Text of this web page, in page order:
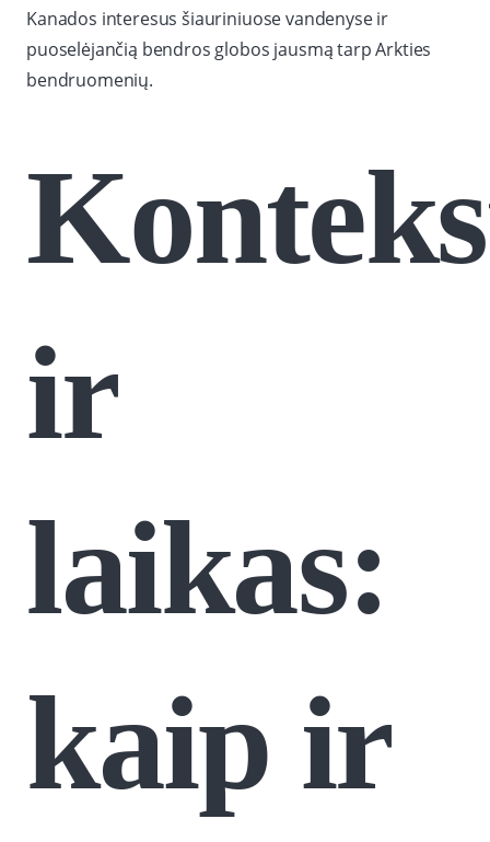
Kanados interesus šiauriniuose vandenyse ir
puoselėjančią bendros globos jausmą tarp Arkties
bendruomenių.
ir
laikas:
kaip ir